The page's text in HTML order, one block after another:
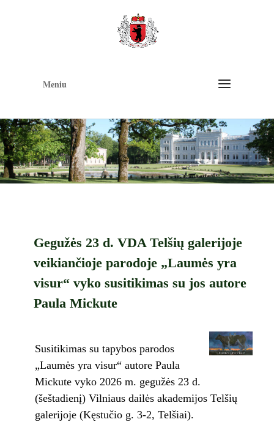
Meniu
Gegužės 23 d. VDA Telšių galerijoje
veikiančioje parodoje „Laumės yra
visur“ vyko susitikimas su jos autore
Paula Mickute
Susitikimas su tapybos parodos
„Laumės yra visur“ autore Paula
Mickute vyko 2026 m. gegužės 23 d.
(šeštadienį) Vilniaus dailės akademijos Telšių
galerijoje (Kęstučio g. 3-2, Telšiai).